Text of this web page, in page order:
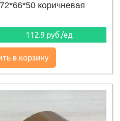
коричневая
112.9 руб./ед
в корзину